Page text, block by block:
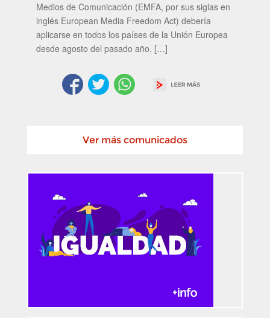
Medios de Comunicación (EMFA, por sus siglas en
inglés European Media Freedom Act) debería
aplicarse en todos los países de la Unión Europea
desde agosto del pasado año. […]
Ver más comunicados